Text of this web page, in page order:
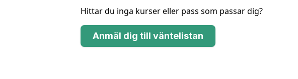
Hittar du inga kurser eller pass som passar dig?
Anmäl dig till väntelistan